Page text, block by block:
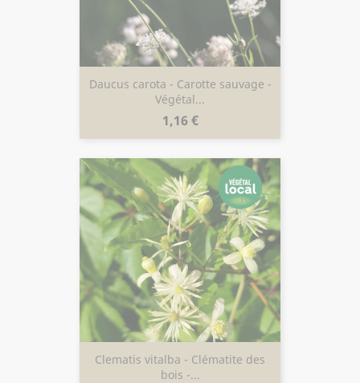
Daucus carota - Carotte sauvage -
Végétal...
Prix
1,16 €
Clematis vitalba - Clématite des
bois -...